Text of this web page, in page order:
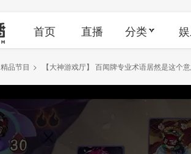
首页 直播 分类
精品节目 > 【大神游戏厅】 百闻牌专业术语居然是这个